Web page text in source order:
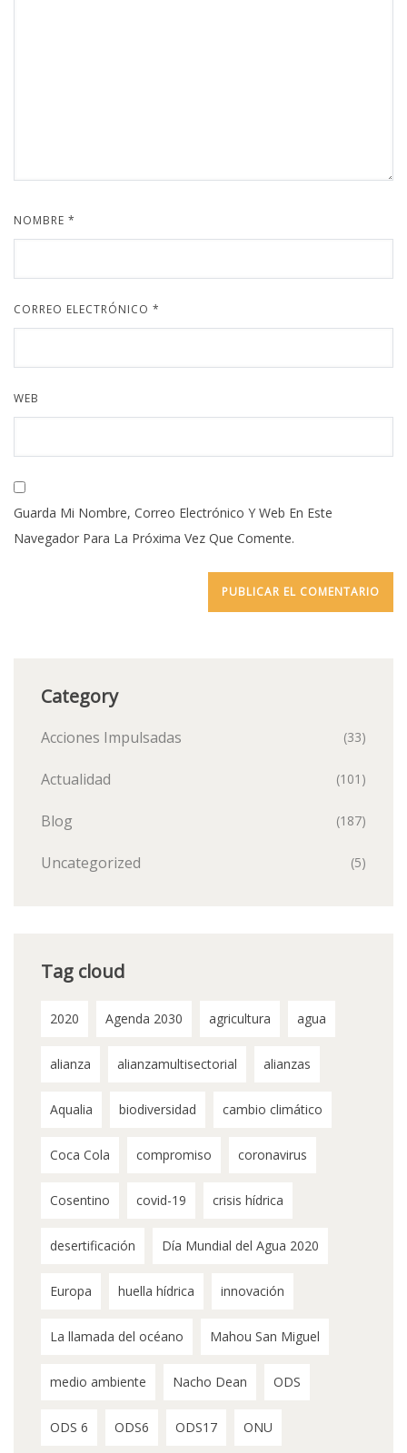
NOMBRE *
CORREO ELECTRÓNICO *
WEB
Guarda Mi Nombre, Correo Electrónico Y Web En Este
Navegador Para La Próxima Vez Que Comente.
Category
Acciones Impulsadas (33)
Actualidad (101)
Blog (187)
Uncategorized (5)
Tag cloud
2020 Agenda 2030 agricultura agua
alianza alianzamultisectorial alianzas
Aqualia biodiversidad cambio climático
Coca Cola compromiso coronavirus
Cosentino covid-19 crisis hídrica
desertificación Día Mundial del Agua 2020
Europa huella hídrica innovación
La llamada del océano Mahou San Miguel
medio ambiente Nacho Dean ODS
ODS 6 ODS6 ODS17 ONU